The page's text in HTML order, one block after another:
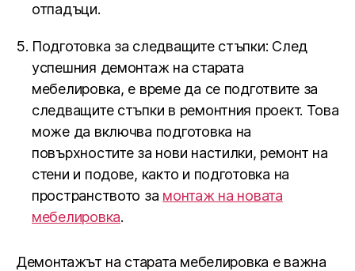
отпадъци.
Подготовка за следващите стъпки: След
успешния демонтаж на старата
мебелировка, е време да се подготвите за
следващите стъпки в ремонтния проект. Това
може да включва подготовка на
повърхностите за нови настилки, ремонт на
стени и подове, както и подготовка на
пространството за монтаж на новата
мебелировка.
Демонтажът на старата мебелировка е важна